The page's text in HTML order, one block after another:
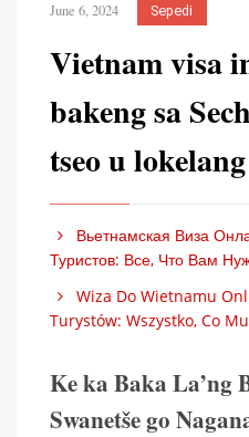
June 6, 2024 Sepedi
Vietnam visa
bakeng sa
tseo u
Вьетнамская Виза
Туристов: Все, Что Вам
Wiza Do Wietnamu
Turystów: Wszystko, Co
Ke ka Baka La’ng
Swanetše go